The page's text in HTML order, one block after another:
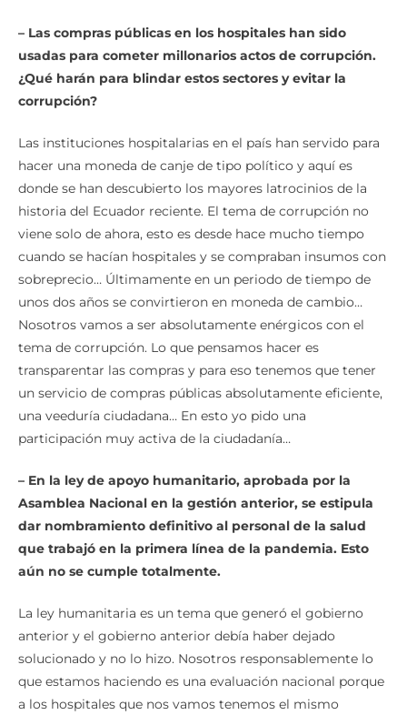
– Las compras públicas en los hospitales han sido
usadas para cometer millonarios actos de corrupción.
¿Qué harán para blindar estos sectores y evitar la
corrupción?
Las instituciones hospitalarias en el país han servido para
hacer una moneda de canje de tipo político y aquí es
donde se han descubierto los mayores latrocinios de la
historia del Ecuador reciente. El tema de corrupción no
viene solo de ahora, esto es desde hace mucho tiempo
cuando se hacían hospitales y se compraban insumos con
sobreprecio… Últimamente en un periodo de tiempo de
unos dos años se convirtieron en moneda de cambio…
Nosotros vamos a ser absolutamente enérgicos con el
tema de corrupción. Lo que pensamos hacer es
transparentar las compras y para eso tenemos que tener
un servicio de compras públicas absolutamente eficiente,
una veeduría ciudadana… En esto yo pido una
participación muy activa de la ciudadanía…
– En la ley de apoyo humanitario, aprobada por la
Asamblea Nacional en la gestión anterior, se estipula
dar nombramiento definitivo al personal de la salud
que trabajó en la primera línea de la pandemia. Esto
aún no se cumple totalmente.
La ley humanitaria es un tema que generó el gobierno
anterior y el gobierno anterior debía haber dejado
solucionado y no lo hizo. Nosotros responsablemente lo
que estamos haciendo es una evaluación nacional porque
a los hospitales que nos vamos tenemos el mismo